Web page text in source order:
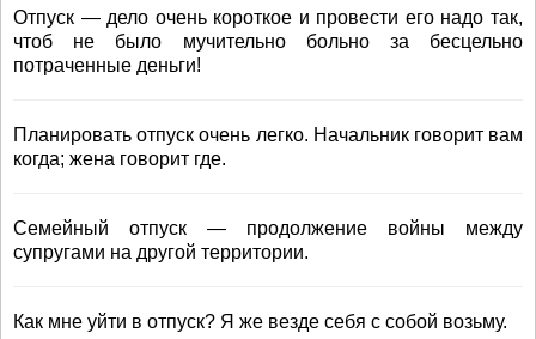
Отпуск — дело очень короткое и провести его надо так,
чтоб не было мучительно больно за бесцельно
потраченные деньги!
Планировать отпуск очень легко. Начальник говорит вам
когда; жена говорит где.
Семейный отпуск — продолжение войны между
супругами на другой территории.
Как мне уйти в отпуск? Я же везде себя с собой возьму.